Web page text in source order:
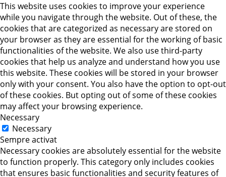
This website uses cookies to improve your experience
while you navigate through the website. Out of these, the
cookies that are categorized as necessary are stored on
your browser as they are essential for the working of basic
functionalities of the website. We also use third-party
cookies that help us analyze and understand how you use
this website. These cookies will be stored in your browser
only with your consent. You also have the option to opt-out
of these cookies. But opting out of some of these cookies
may affect your browsing experience.
Necessary
Necessary
Sempre activat
Necessary cookies are absolutely essential for the website
to function properly. This category only includes cookies
that ensures basic functionalities and security features of